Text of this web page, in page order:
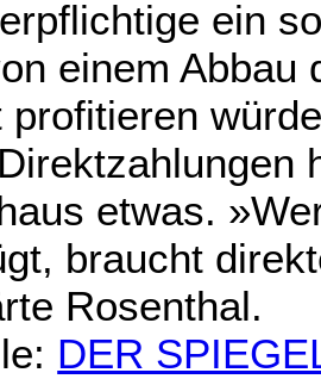
ein
einem Abbau
profitieren
etwas.
braucht
Rosenthal.
DER